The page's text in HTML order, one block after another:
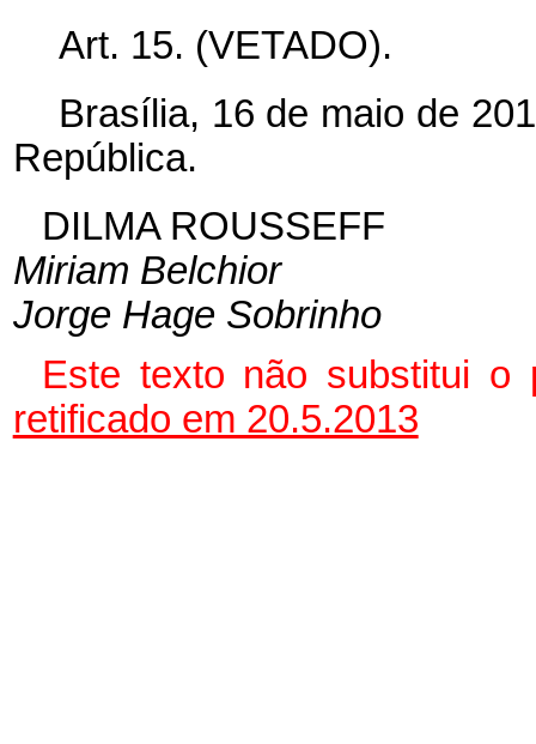
Art. 15. (VETADO).
Brasília, 16 de maio de
República.
DILMA ROUSSEFF
Miriam Belchior
Jorge Hage Sobrinho
Este texto não substitui o
retificado em 20.5.2013